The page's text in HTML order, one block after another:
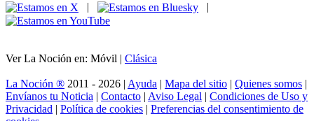
|
|
Ver La Noción en: Móvil | Clásica
La Noción ® 2011 - 2026 | Ayuda | Mapa del sitio | Quienes somos |
Envíanos tu Noticia | Contacto | Aviso Legal | Condiciones de Uso y
Privacidad | Política de cookies | Preferencias del consentimiento de